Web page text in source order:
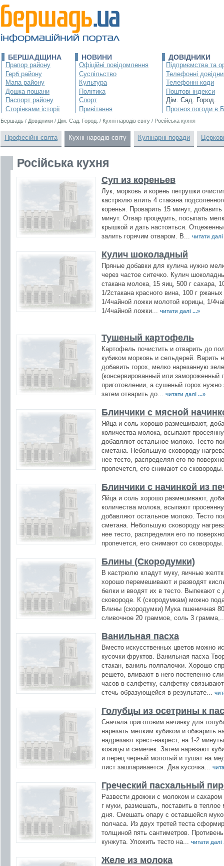
БЕРШАДЩИНА
Прапор району
Герб району
Мапа району
Дошка пошани
Паспорт району
Сторінками історії
НОВИНИ
Офіційні повідомлення
Суспільство
Культура
Політика
Спорт
Привітання
ДОВІДНИКИ
Підприємства та
Телефонні
Телефонні коди
Поштові індекси
Дім. Сад. Город.
Прогноз погоди в
Бершадь / Довідники / Дім. Сад. Город. / Кухні народів світу / Російська кухня
Професійні свята Кухні народів світу Кулінарні поради
Російська кухня
Суп из кореньев
Лук, морковь и корень петрушки
кастрюлю влить 4 стакана
коренья. Проварить 15 минут,
минут. Отвар процедить, посыпать
крышкой и дать настояться.
залить горячим отваром. В...
читати
Кулич шоколадный
Пряные добавки для кулича нужно
через частое ситечко. Кулич
стакана молока, 15 яиц, 500 г сахара,
1/2стакана красного вина, 100 г
1/4чайной ложки молотой корицы, 1/
1/4чайной ложки...
читати далі ...»
Тушеный картофель
Картофель почистить и отварить до
кубиком морковь и сельдерей. Варить
добавить горох, мелко нарезанную
(консервированный или замороженный
приготовлении, а сушеный горох
затем отварить до...
читати далі ...»
Блинчики с мясной
Яйца и соль хорошо размешивают,
количества молока, всыпают
добавляют остальное молоко. Тесто
сметана. Небольшую сковороду
нее тесто, распределяя его по
пропечется, его снимают со
Блинчики с начинкой из
Яйца и соль хорошо размешивают,
количества молока, всыпают
добавляют остальное молоко. Тесто
сметана. Небольшую сковороду
нее тесто, распределяя его по
пропечется, его снимают со
Блины (Скородумки)
В кастрюлю кладут муку, яичные
хорошо перемешивают и разводят
белки и вводят их в тесто. Выпекают с
сковороде. К (скородумкам) можно
Блины (скородумки) Мука пшеничная
сливочное 20 граммов, соль 3
Ванильная пасха
Вместо искусственных цветов можно
кусочки фруктов. Ванильная пасха
стакан, ваниль полпалочки. Хорошо
решето, вливают в него постепенно
часов в салфетку, салфетку
стечь образующейся в результате...
Голубцы из осетрины к
Сначала приготовим начинку для
нарезать мелким кубиком и обжарить
надрезают крест-накрест, на 1-2
кожицы и семечек. Затем нарезают
и перец черный молотый и тушат на
лист зашпаривается. Два кусочка...
Греческий пасхальный
Развести дрожжи с молоком и
г муки, размешать, поставить в
дня. Смешать опару с оставшейся
полчаса. Из двух третей теста
толщиной пять сантиметров.
кунжута. Уложить тесто на...
читати далі
Желе из молока